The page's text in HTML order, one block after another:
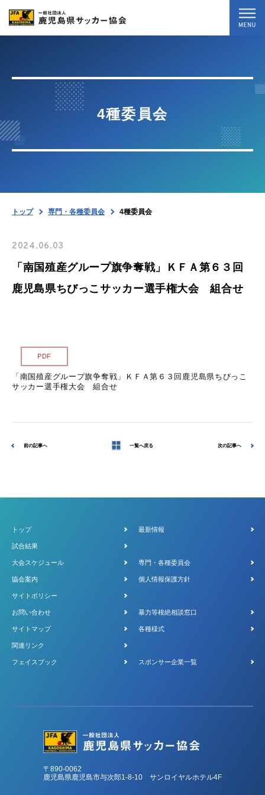
最新情報
専門・各種委員会
お問い合わせ
暴力等根絶相談案内
関連リンク
スポンサー企業一覧
4種委員会
トップ 専門・各種委員会 4種委員会
2024.06.03
「南国殖産グループ旗争奪戦」ＫＦＡ第６３回
鹿児島県ちびっこサッカー選手権大会 組合せ
PDF
「南国殖産グループ旗争奪戦」ＫＦＡ第６３回鹿児島県ちびっこ
サッカー選手権大会 組合せ
前の記事へ 一覧へ戻る 次の記事へ
トップ 最新情報
試合結果
大会スケジュール 専門・各種委員会
協会案内 個人情報保護方針
サイトポリシー
お問い合わせ 暴力等根絶相談窓口
サイトマップ 各種様式
関連リンク
フェイスブック スポンサー企業一覧
〒890-0062
鹿児島県鹿児島市与次郎1-8-10 サンロイヤルホテル4F